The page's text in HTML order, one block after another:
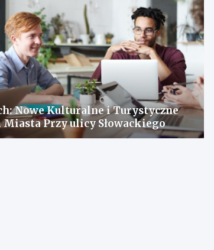
Nowe Kulturalne i Turystyczne
Miasta Przy ulicy Słowackiego